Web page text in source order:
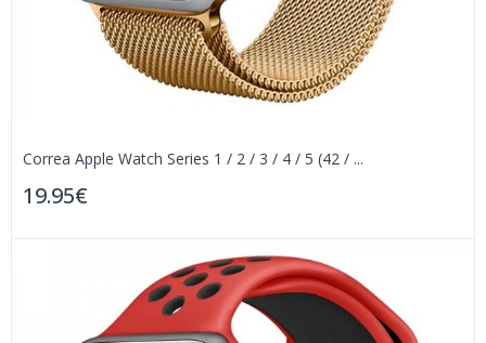
Correa Apple Watch Series 1 / 2 / 3 / 4 / 5 (42 / ...
19.95€